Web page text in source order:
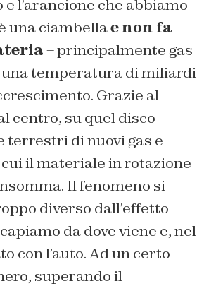
l’arancione che abbiamo
una ciambellae non fa
– principalmente gas
una temperatura di miliardi
Grazie al
centro, su quel disco
terrestri di nuovi gas e
il materiale in rotazione
Il fenomeno si
diverso dall’effetto
da dove viene e, nel
con l’auto. Ad un certo
superando il